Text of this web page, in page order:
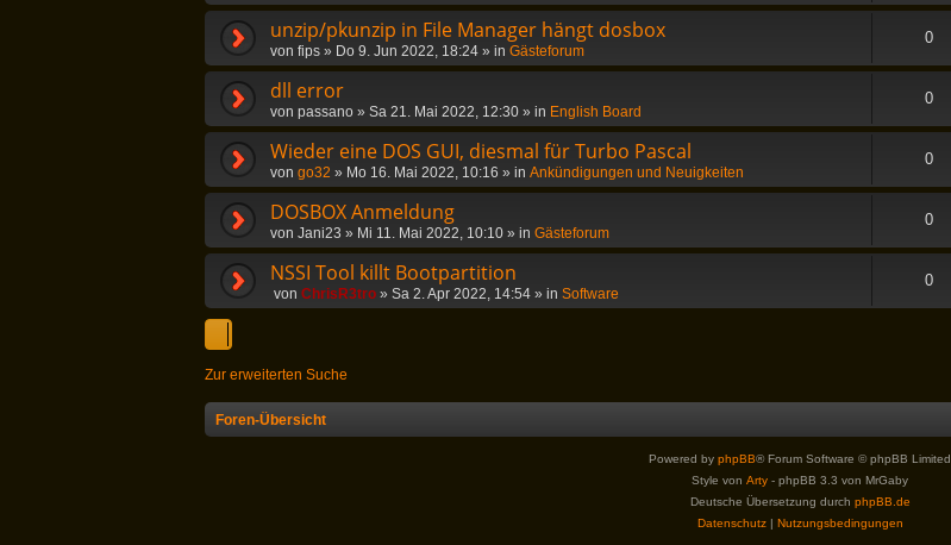
unzip/pkunzip in File Manager hängt dosbox
von fips » Do 9. Jun 2022, 18:24 » in Gästeforum
0
dll error
von passano » Sa 21. Mai 2022, 12:30 » in English Board
0
Wieder eine DOS GUI, diesmal für Turbo Pascal
von go32 » Mo 16. Mai 2022, 10:16 » in Ankündigungen und Neuigkeiten
0
DOSBOX Anmeldung
von Jani23 » Mi 11. Mai 2022, 10:10 » in Gästeforum
0
NSSI Tool killt Bootpartition
von ChrisR3tro » Sa 2. Apr 2022, 14:54 » in Software
0
Zur erweiterten Suche
Foren-Übersicht
Powered by phpBB® Forum Software © phpBB Limited
Style von Arty - phpBB 3.3 von MrGaby
Deutsche Übersetzung durch phpBB.de
Datenschutz| Nutzungsbedingungen